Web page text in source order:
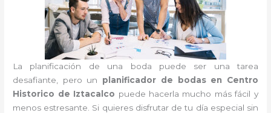
La planificación de una boda puede ser una tarea
desafiante, pero un planificador de bodas en Centro
Historico de Iztacalco puede hacerla mucho más fácil y
menos estresante. Si quieres disfrutar de tu día especial sin